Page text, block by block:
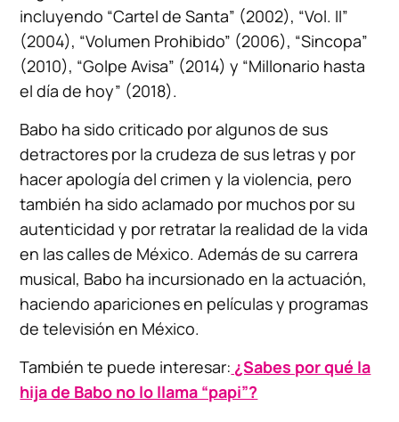
incluyendo “Cartel de Santa” (2002), “Vol. II”
(2004), “Volumen Prohibido” (2006), “Sincopa”
(2010), “Golpe Avisa” (2014) y “Millonario hasta
el día de hoy” (2018).
Babo ha sido criticado por algunos de sus
detractores por la crudeza de sus letras y por
hacer apología del crimen y la violencia, pero
también ha sido aclamado por muchos por su
autenticidad y por retratar la realidad de la vida
en las calles de México. Además de su carrera
musical, Babo ha incursionado en la actuación,
haciendo apariciones en películas y programas
de televisión en México.
También te puede interesar: ¿Sabes por qué la
hija de Babo no lo llama “papi”?